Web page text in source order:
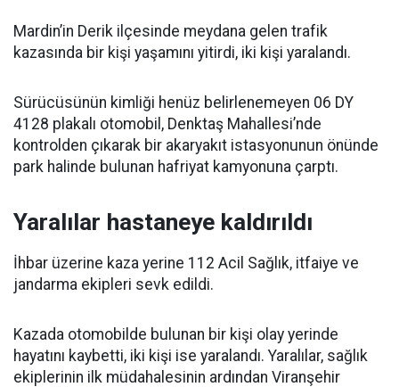
Mardin’in Derik ilçesinde meydana gelen trafik
kazasında bir kişi yaşamını yitirdi, iki kişi yaralandı.
Sürücüsünün kimliği henüz belirlenemeyen 06 DY
4128 plakalı otomobil, Denktaş Mahallesi’nde
kontrolden çıkarak bir akaryakıt istasyonunun önünde
park halinde bulunan hafriyat kamyonuna çarptı.
Yaralılar hastaneye kaldırıldı
İhbar üzerine kaza yerine 112 Acil Sağlık, itfaiye ve
jandarma ekipleri sevk edildi.
Kazada otomobilde bulunan bir kişi olay yerinde
hayatını kaybetti, iki kişi ise yaralandı. Yaralılar, sağlık
ekiplerinin ilk müdahalesinin ardından Viranşehir